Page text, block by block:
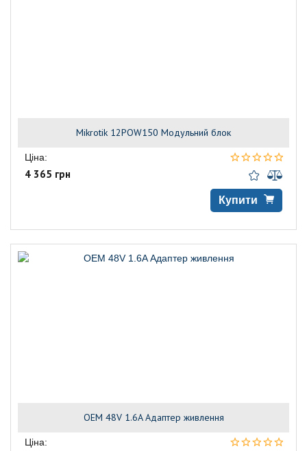
Mikrotik 12POW150 Модульний блок
Ціна:
4 365 грн
Купити
OEM 48V 1.6A Адаптер живлення
Ціна: